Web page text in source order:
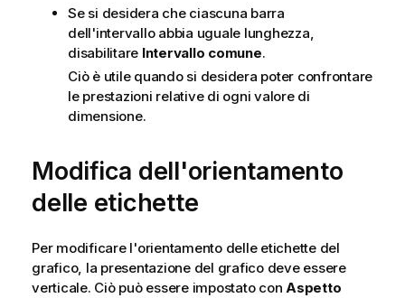
Se si desidera che ciascuna barra
dell'intervallo abbia uguale lunghezza,
disabilitare Intervallo comune.
Ciò è utile quando si desidera poter confrontare
le prestazioni relative di ogni valore di
dimensione.
Modifica dell'orientamento
delle etichette
Per modificare l'orientamento delle etichette del
grafico, la presentazione del grafico deve essere
verticale. Ciò può essere impostato con Aspetto